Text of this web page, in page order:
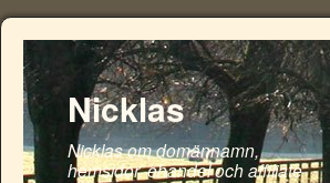
Nicklas
Nicklas om domännamn,
hemsidor, ehandel och affiliate